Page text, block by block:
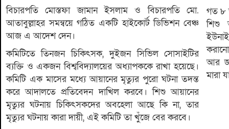
বিচারপতি মোস্তফা জামান ইসলাম ও বিচারপতি মো.
আতাবুল্লাহর সমন্বয়ে গঠিত একটি হাইকোর্ট ডিভিশন বেঞ্চ
আজ এ আদেশ দেন।
কমিটিতে তিনজন চিকিৎসক, দুইজন সিভিল সোসাইটির
ব্যক্তি ও একজন বিশ্ববিদ্যালয়ের অধ্যাপককে রাখা হয়েছে।
কমিটি এক মাসের মধ্যে আয়ানের মৃত্যুর পুরো ঘটনা তদন্ত
করে আদালতে প্রতিবেদন দাখিল করবে। শিশু আয়ানের
মৃত্যুর ঘটনায় চিকিৎসকদের অবহেলা আছে কি না, তার
মৃত্যুর ঘটনায় কারা দায়ী, এই কমিটি তা খুঁজে বের করবে।
গত ৮
শিশু
আর
মারা